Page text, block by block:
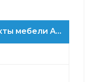
АКВАТОН Мишель